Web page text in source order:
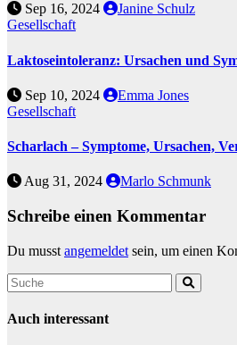
Sep 16, 2024
Janine Schulz
Gesellschaft
Laktoseintoleranz: Ursachen und
Sep 10, 2024
Emma Jones
Gesellschaft
Scharlach – Symptome, Ursachen,
Aug 31, 2024 Marlo Schmunk
Schreibe einen Kommentar
Du musst angemeldet sein, um einen
Auch interessant